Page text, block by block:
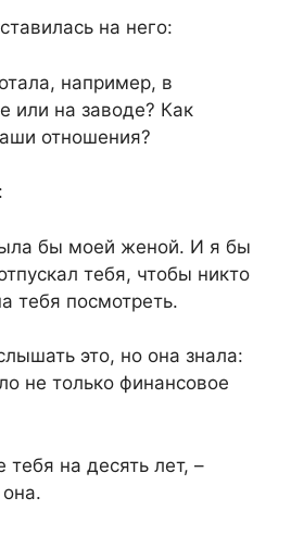
на него:
например, в
или на заводе? Как
отношения?
бы моей женой. И я бы
тебя, чтобы никто
тебя посмотреть.
это, но она знала:
не только финансовое
на десять лет, –